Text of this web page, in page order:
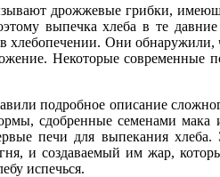
дрожжевые грибки,
выпечка хлеба в те
хлебопечении. Они обнаружили,
Некоторые современные
подробное описание
сдобренные семенами
печи для выпекания
и создаваемый им жар,
испечься.